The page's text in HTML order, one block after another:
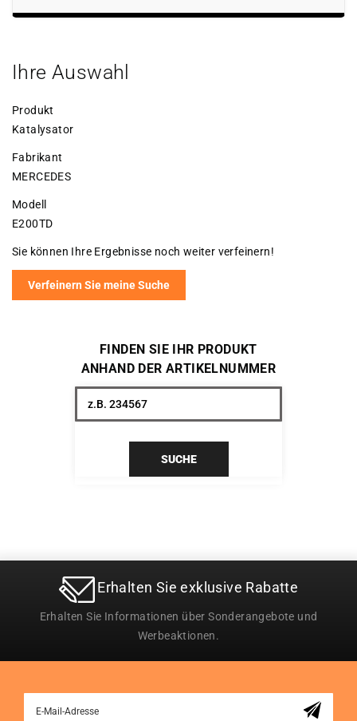
Ihre Auswahl
Produkt
Katalysator
Fabrikant
MERCEDES
Modell
E200TD
Sie können Ihre Ergebnisse noch weiter verfeinern!
Verfeinern Sie meine Suche
FINDEN SIE IHR PRODUKT
ANHAND DER ARTIKELNUMMER
SUCHE
Erhalten Sie exklusive Rabatte
Erhalten Sie Informationen über Sonderangebote und
Werbeaktionen.